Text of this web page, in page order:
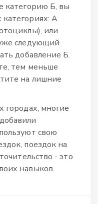
категорию Б, вы
А
или
следующий
добавление Б.
тем меньше
на лишние
городах, многие
свою
поездок на
- это
навыков.